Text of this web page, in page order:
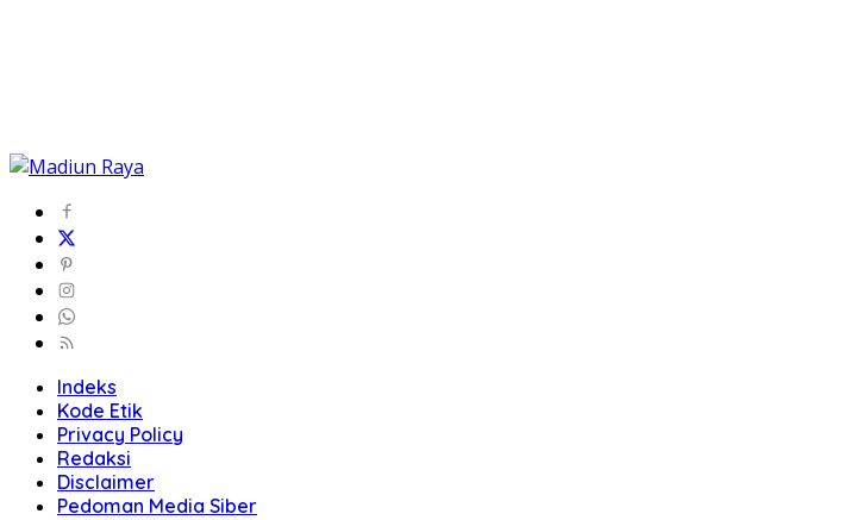
Indeks
Kode Etik
Privacy Policy
Redaksi
Disclaimer
Pedoman Media Siber